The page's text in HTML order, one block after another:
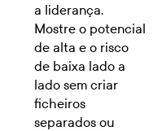
a liderança.
Mostre o potencial
de alta e o risco
de baixa lado a
lado sem criar
ficheiros
separados ou